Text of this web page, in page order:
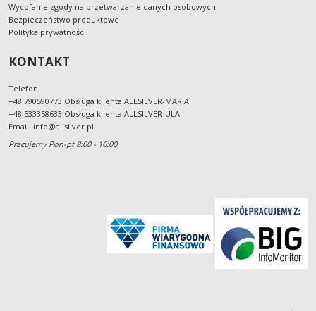
Wycofanie zgody na przetwarzanie danych osobowych
Bezpieczeństwo produktowe
Polityka prywatności
KONTAKT
Telefon:
+48 790590773 Obsługa klienta ALLSILVER-MARIA
+48 533358633 Obsługa klienta ALLSILVER-ULA
Email: info@allsilver.pl
Pracujemy Pon-pt 8:00 - 16:00